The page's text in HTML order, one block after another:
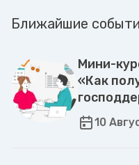
Ближайшие
Мини-
«Как
10